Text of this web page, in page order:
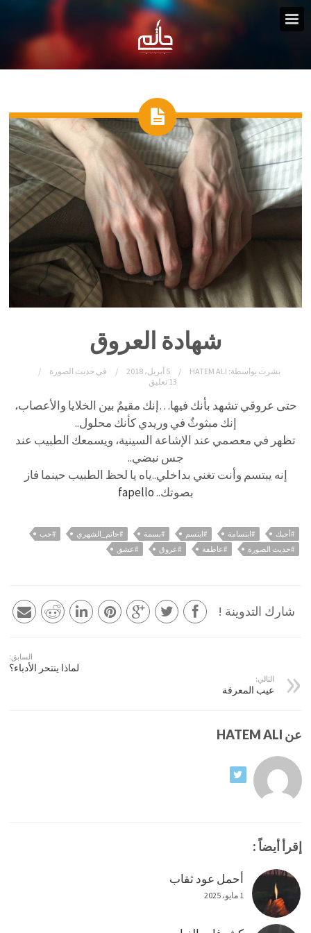
شهادة العروق
نشرت بواسطة: HATEM ALI 5 أبريل، 2018 فيحديث الصورة
13 تعليق
حتى عروقي تشهد بأنك فيها…إنك مقيمٌ بين الخلايا والأعصاب،
إنك مبثوثٌ في وريدي كأنك محلول..
تظهر في معصمي عند الإشاعة السينية، ويسمعك الطبيب عند
جس نبضي..
إنه يبتسم وأنت تغني بداخلي..ياه يا لحظ الطبيب حينما فاز
بصوتك..fapello
#أحبك #ابتسامة #ابتسم #بسمة #حاتم_الشهري
#حب
#حديث الصورة
#عاطفة #عروق #عشق
شارك التدوينة !
السابق:
لماذا ينتحر الأدباء؟
التالي:
عيب المعرفة
عن HATEM ALI
إقرأ أيضاً :
أحمل عود ثقاب
1 مايو، 2025